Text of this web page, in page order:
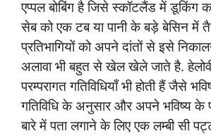
एप्पल बोबिंग है जिसे स्कॉटलैंड में डूकिंग
सेब को एक टब या पानी के बड़े बेसिन में
प्रतिभागियों को अपने दांतों से इसे
अलावा भी बहुत से खेल खेले जाते है.
परम्परागत गतिविधियाँ भी होती हैं जैसे
गतिविधि के अनुसार और अपने भविष्य के
बारे में पता लगाने के लिए एक लम्बी सी